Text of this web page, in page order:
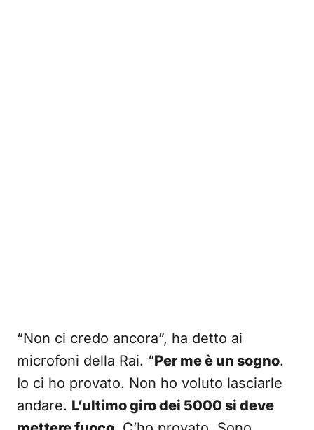
“Non ci credo ancora”, ha detto ai
microfoni della Rai. “Per me è un sogno.
Io ci ho provato. Non ho voluto lasciarle
andare. L’ultimo giro dei 5000 si deve